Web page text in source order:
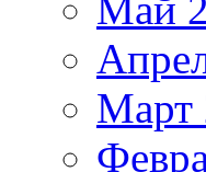
Май
Март